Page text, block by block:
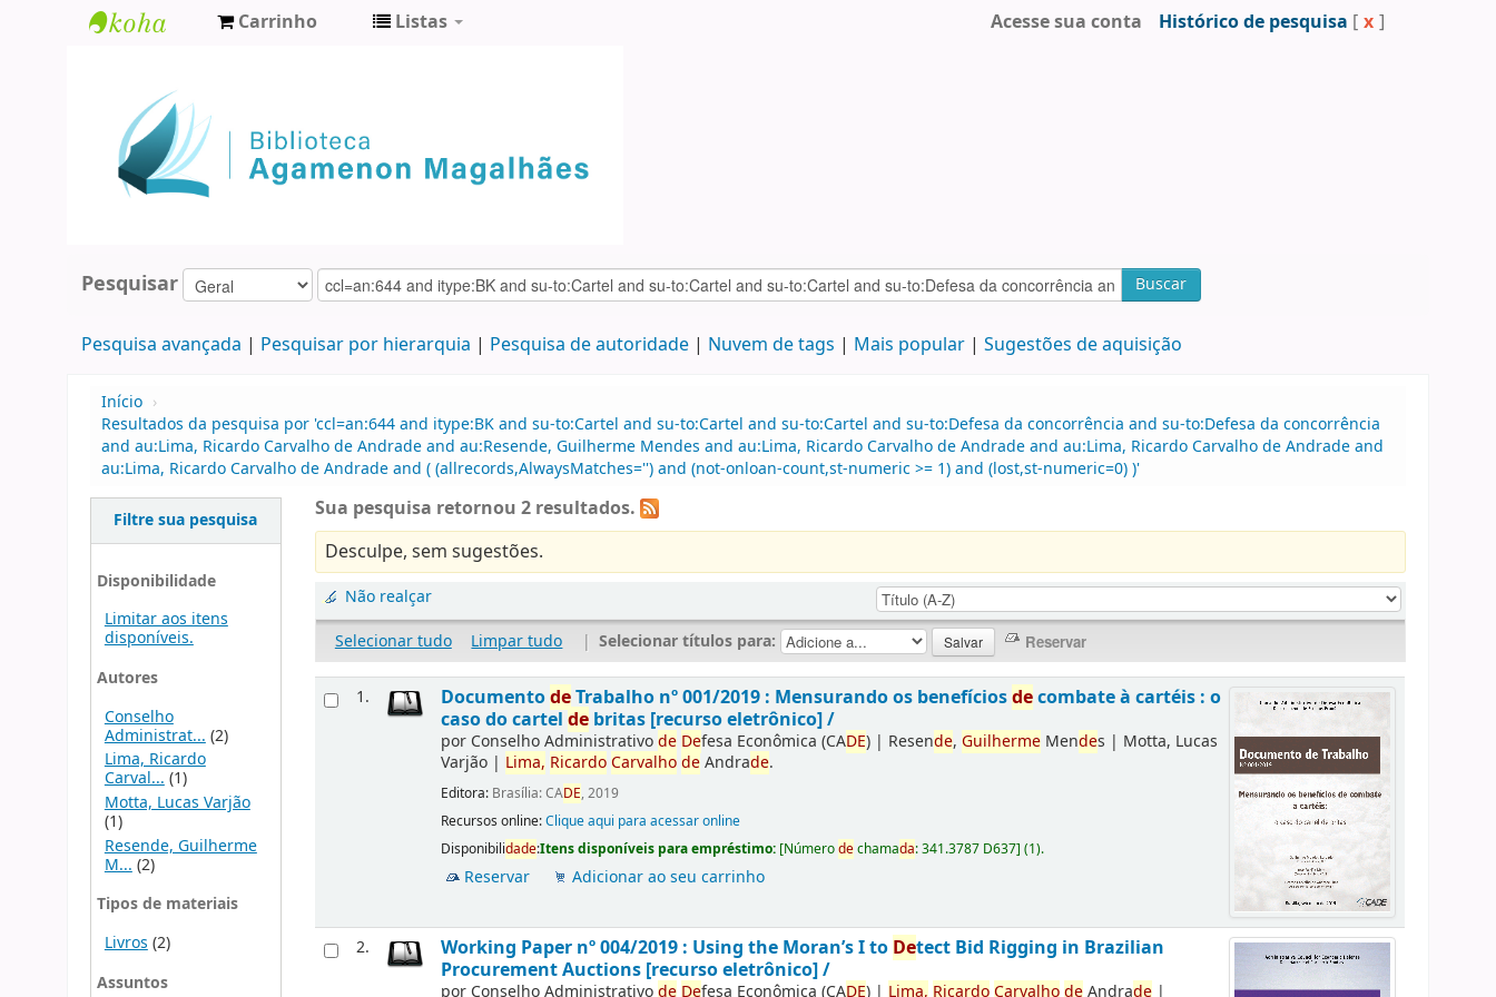
Agamenon
Magalhães
Carrinho Listas Acesse sua conta Histórico de pesquisa [ x ]
Pesquisar Buscar
Pesquisa avançada Pesquisar por hierarquia Pesquisa de autoridade Nuvem de tags Mais popular Sugestões de aquisição
Início ›
Resultados da pesquisa por 'ccl=an:644 and itype:BK and su-to:Cartel and su-to:Cartel and su-to:Cartel and su-to:Defesa da concorrência and su-to:Defesa da concorrência
and au:Lima, Ricardo Carvalho de Andrade and au:Resende, Guilherme Mendes and au:Lima, Ricardo Carvalho de Andrade and au:Lima, Ricardo Carvalho de Andrade and
au:Lima, Ricardo Carvalho de Andrade and ( (allrecords,AlwaysMatches='') and (not-onloan-count,st-numeric >= 1) and (lost,st-numeric=0) )'
Filtre sua pesquisa
Disponibilidade
Limitar aos itens
disponíveis.
Autores
Conselho
Administrat... (2)
Lima, Ricardo
Carval...(1)
Motta, Lucas Varjão
(1)
Resende, Guilherme
M... (2)
Tipos de materiais
Livros (2)
Assuntos
Sua pesquisa retornou 2 resultados.
Desculpe, sem sugestões.
Não realçar
Selecionar tudo
Limpar tudo | Selecionar títulos para:
1. DocumentodeTrabalho nº 001/2019 : Mensurando os benefíciosdecombate à cartéis : o
caso do cartelde britas [recurso eletrônico] /
por Conselho Administrativode Defesa Econômica (CADE) | Resende,Guilherme Mendes | Motta, Lucas
Varjão | Lima, RicardoCarvalhodeAndrade.
Editora: Brasília: CADE, 2019
Recursos online:Clique aqui para acessar online
Disponibilidade:Itens disponíveis para empréstimo: [Númerodechamada:341.3787 D637](1).
Reservar Adicionar ao seu carrinho
2. Working Paper nº 004/2019 : Using the Moran’s I to Detect Bid Rigging in Brazilian
Procurement Auctions [recurso eletrônico] /